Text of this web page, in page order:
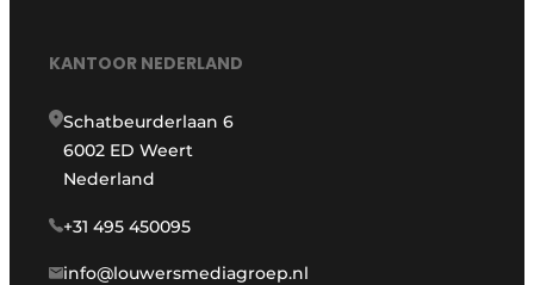
KANTOOR NEDERLAND
Schatbeurderlaan 6
6002 ED Weert
Nederland
+31 495 450095
info@louwersmediagroep.nl